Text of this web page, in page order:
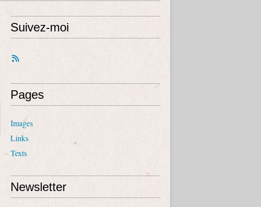
Suivez-moi
Pages
Images
Links
Texts
Newsletter